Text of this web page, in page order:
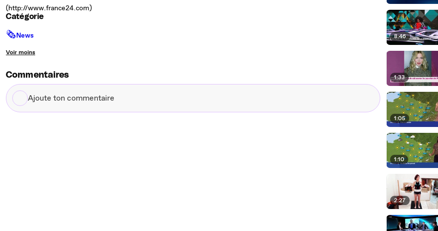
(http://www.france24.com)
Catégorie
🗞News
Voir moins
Commentaires
Ajoute
ton
8:46
1:33
1:05
1:10
2:27